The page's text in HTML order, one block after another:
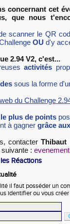
concernant cet
que nous
scanner le QR
OU d'y
2.94 V2, c'est...
activités
sous la forme
du Challenge
plus de points
à gagner grâce
contacter Thibaut
:
les Réactions
il faut posséder un
identifier ou vous